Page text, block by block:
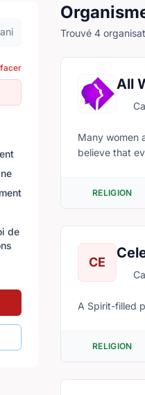
Supprimer le filtre
de
Trouvé 4
All
Many women
believe that
RELIGION
CE
A Spirit-filled
RELIGION